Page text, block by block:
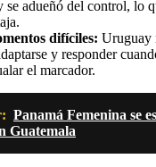
se adueñó del control, lo
difíciles: Uruguay
y responder
el marcador.
Panamá Femenina se
Guatemala